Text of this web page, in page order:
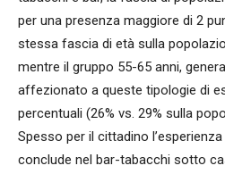
per una presenza maggiore di 2
stessa fascia di età sulla
mentre il gruppo 55-65 anni,
affezionato a queste tipologie di
percentuali (26% vs. 29% sulla
Spesso per il cittadino
conclude nel bar-tabacchi sotto